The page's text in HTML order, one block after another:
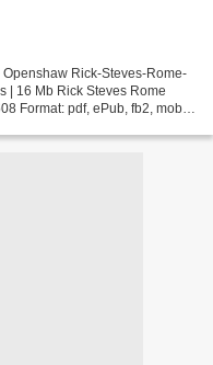
Rick-Steves-Rome-
| 16 Mb Rick Steves Rome
Format: pdf, ePub, fb2, mobi